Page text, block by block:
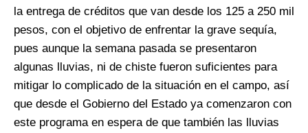
la entrega de créditos que van desde los 125 a 250 mil
pesos, con el objetivo de enfrentar la grave sequía,
pues aunque la semana pasada se presentaron
algunas lluvias, ni de chiste fueron suficientes para
mitigar lo complicado de la situación en el campo, así
que desde el Gobierno del Estado ya comenzaron con
este programa en espera de que también las lluvias